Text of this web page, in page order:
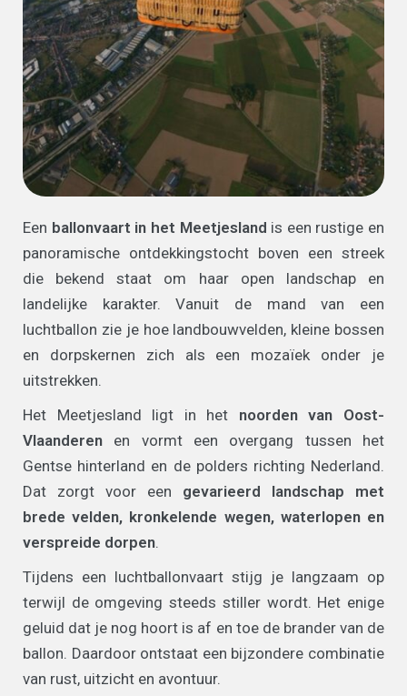
Een ballonvaart in het Meetjesland is een rustige en
panoramische ontdekkingstocht boven een streek
die bekend staat om haar open landschap en
landelijke karakter. Vanuit de mand van een
luchtballon zie je hoe landbouwvelden, kleine bossen
en dorpskernen zich als een mozaïek onder je
uitstrekken.
Het Meetjesland ligt in het noorden van Oost-
Vlaanderen en vormt een overgang tussen het
Gentse hinterland en de polders richting Nederland.
Dat zorgt voor een gevarieerd landschap met
brede velden, kronkelende wegen, waterlopen en
verspreide dorpen.
Tijdens een luchtballonvaart stijg je langzaam op
terwijl de omgeving steeds stiller wordt. Het enige
geluid dat je nog hoort is af en toe de brander van de
ballon. Daardoor ontstaat een bijzondere combinatie
van rust, uitzicht en avontuur.